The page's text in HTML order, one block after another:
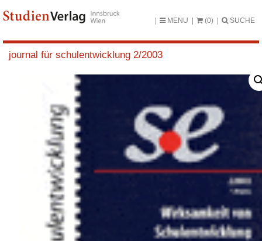
MENU (0) SUCHE
journal für schulentwicklung 2/2003